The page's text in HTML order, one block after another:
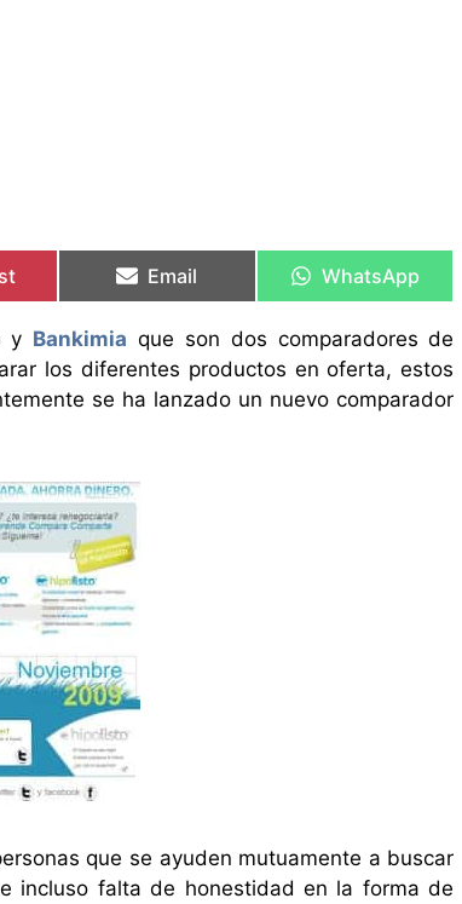
en
Email
en
WhatsApp
y Bankimia que son dos comparadores de
los diferentes productos en oferta, estos
se ha lanzado un nuevo comparador
que se ayuden mutuamente a buscar
incluso falta de honestidad en la forma de
en
en